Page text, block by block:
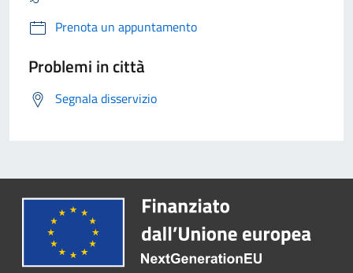
Prenota un appuntamento
Problemi in città
Segnala disservizio